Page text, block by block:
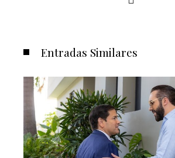
Entradas Similares